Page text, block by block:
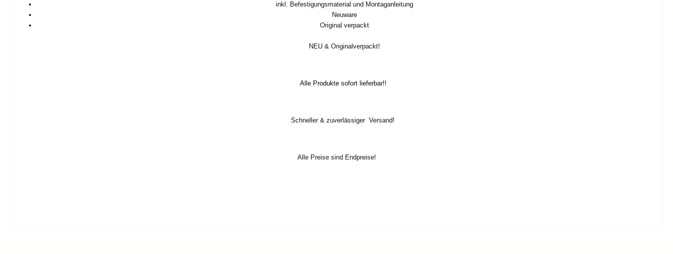
inkl. Befestigungsmaterial und Montaganleitung
Neuware
Original verpackt
NEU & Originalverpackt!
Alle Produkte sofort lieferbar!!
Schneller & zuverlässiger Versand!
Alle Preise sind Endpreise!